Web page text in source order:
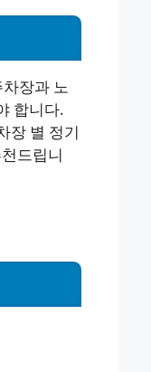
장과 노
합니다.
장 별 정기
드립니